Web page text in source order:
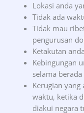
Lokasi anda
Tidak ada
Tidak mau
pengurusan
Ketakutan
Kebingungan
selama
Kerugian
waktu, ketika
diakui negara